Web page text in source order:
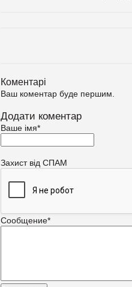
Коментарі
Ваш коментар буде першим.
Додати коментар
Ваше імя*
Захист від СПАМ
Сообщение*